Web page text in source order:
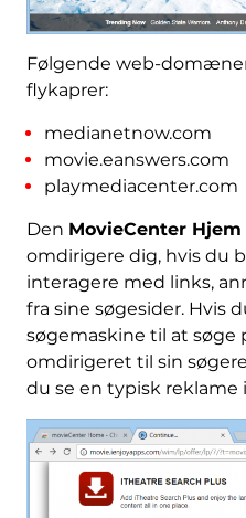
Følgende web-
flykaprer:
medianetnow.com
movie.eanswers.com
playmediacenter.com
Den MovieCenter Hjem
omdirigere dig, hvis du
interagere med links,
fra sine søgesider. Hvis
søgemaskine til at søge
omdirigeret til sin
du se en typisk